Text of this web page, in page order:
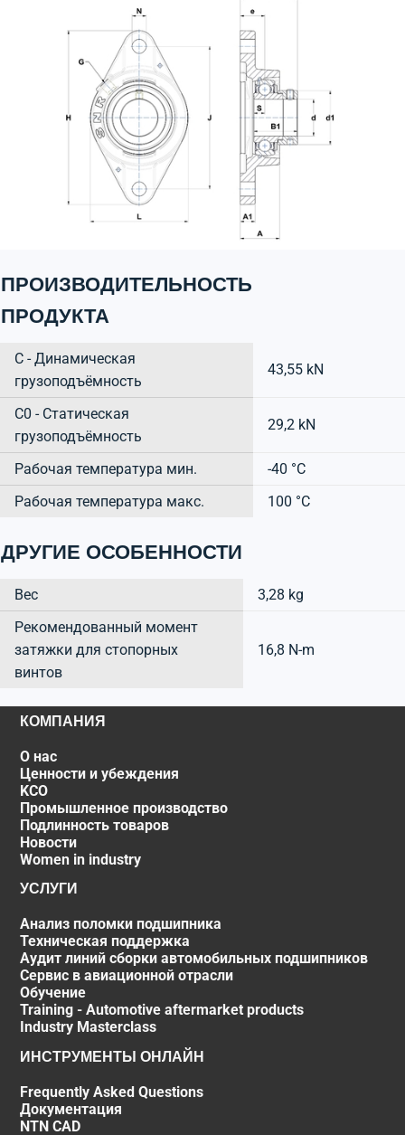
ПРОИЗВОДИТЕЛЬНОСТЬ
ПРОДУКТА
C - Динамическая
грузоподъёмность
43,55 kN
C0 - Статическая
грузоподъёмность
29,2 kN
Рабочая температура мин.
-40 °C
Рабочая температура макс.
100 °C
ДРУГИЕ ОСОБЕННОСТИ
Вес
3,28 kg
Рекомендованный момент
затяжки для стопорных
винтов
16,8 N-m
КОМПАНИЯ
О нас
Ценности и убеждения
KCO
Промышленное производство
Подлинность товаров
Новости
Women in industry
УСЛУГИ
Анализ поломки подшипника
Техническая поддержка
Аудит линий сборки автомобильных подшипников
Сервис в авиационной отрасли
Обучение
Training - Automotive aftermarket products
Industry Masterclass
ИНСТРУМЕНТЫ ОНЛАЙН
Frequently Asked Questions
Документация
NTN CAD